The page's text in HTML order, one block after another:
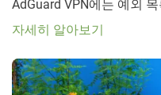
AdGuard VPN에는 예외
자세히 알아보기